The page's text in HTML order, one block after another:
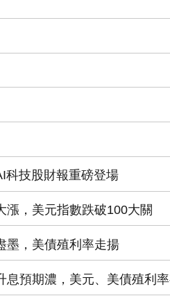
科技股財報重磅登場
漲，美元指數跌破100大關
墨，美債殖利率走揚
息預期濃，美元、美債殖利